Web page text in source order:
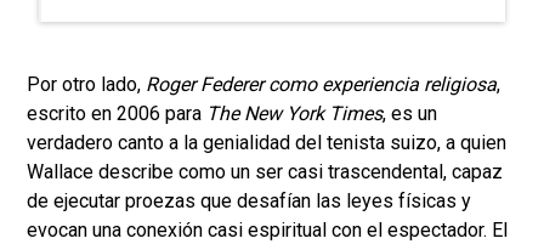
Por otro lado, Roger Federer como experiencia religiosa,
escrito en 2006 para The New York Times, es un
verdadero canto a la genialidad del tenista suizo, a quien
Wallace describe como un ser casi trascendental, capaz
de ejecutar proezas que desafían las leyes físicas y
evocan una conexión casi espiritual con el espectador. El